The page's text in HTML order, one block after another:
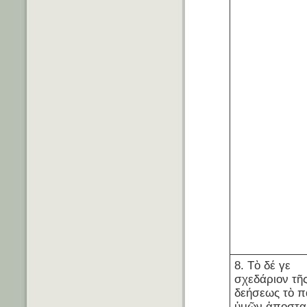
8. Τὸ δέ γε
σχεδάριον
δεήσεως τὸ